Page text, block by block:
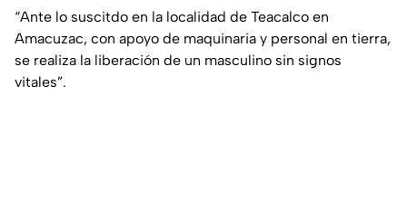
“Ante lo suscitdo en la localidad de Teacalco en
Amacuzac, con apoyo de maquinaria y personal en tierra,
se realiza la liberación de un masculino sin signos
vitales”.